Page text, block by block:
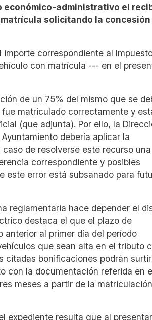
económico-administrativo el
solicitando la concesión
correspondiente al
con matrícula --- en el
de un 75% del mismo que se
matriculado correctamente y
(que adjunta). Por ello, la
debería aplicar la
de resolverse este recurso
correspondiente y posibles
este error está subsanado para
reglamentaria hace depender el
destaca el que el plazo de
al primer día del período
que sean alta en el tributo
citadas bonificaciones podrán surtir
con la documentación referida en
meses a partir de la
expediente resulta que al